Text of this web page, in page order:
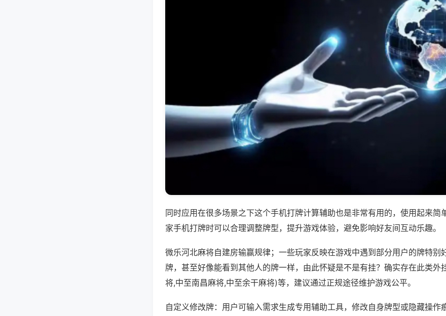
同时应用在很多场景之下这个手机打牌计算辅助也是非常有用的，使用起来简
家手机打牌时可以合理调整牌型，提升游戏体验，避免影响好友间互动乐趣。
微乐河北麻将自建房输赢规律；一些玩家反映在游戏中遇到部分用户的牌特别
牌，甚至好像能看到其他人的牌一样，由此怀疑是不是有挂？确实存在此类外
将,中至南昌麻将,中至余干麻将)等，建议通过正规途径维护游戏公平。
自定义修改牌：用户可输入需求生成专用辅助工具，修改自身牌型或隐藏操作